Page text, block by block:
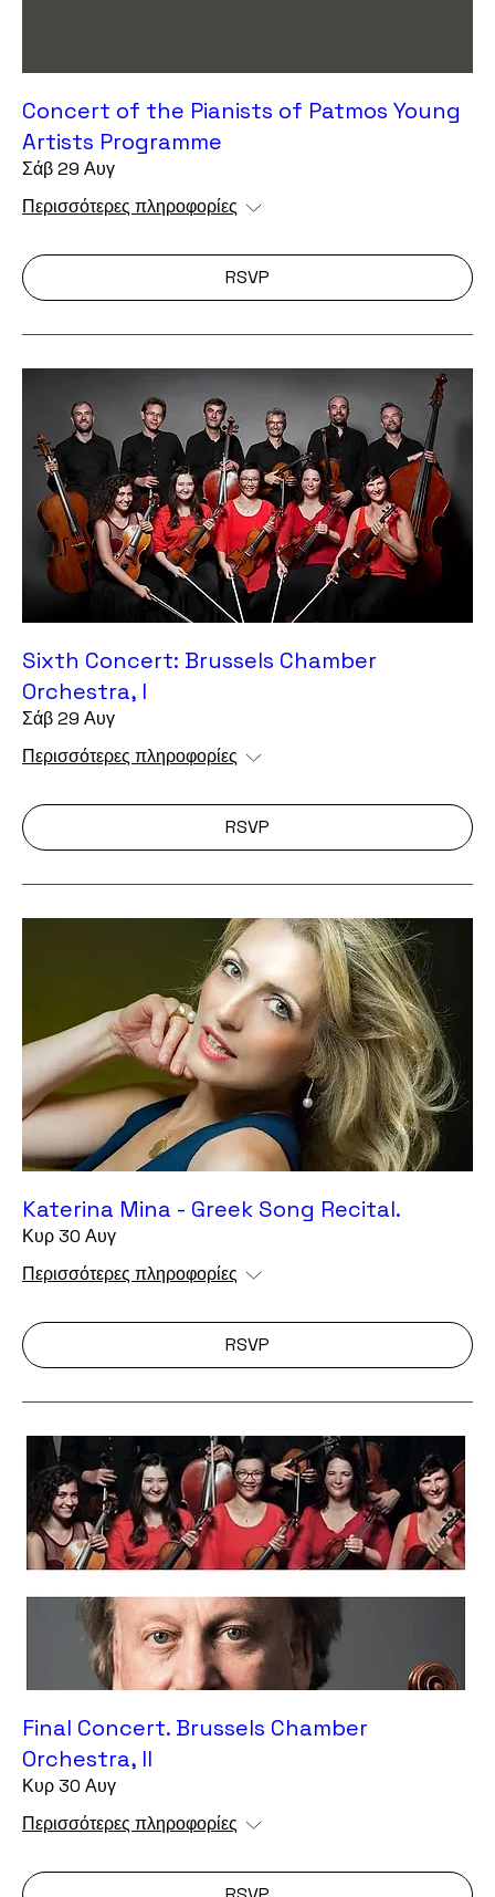
Concert of the Pianists of Patmos Young
Artists Programme
Σάβ 29 Αυγ
Περισσότερες πληροφορίες
RSVP
Sixth Concert: Brussels Chamber
Orchestra, I
Σάβ 29 Αυγ
Περισσότερες πληροφορίες
RSVP
Katerina Mina - Greek Song Recital.
Κυρ 30 Αυγ
Περισσότερες πληροφορίες
RSVP
Final Concert. Brussels Chamber
Orchestra, II
Κυρ 30 Αυγ
Περισσότερες πληροφορίες